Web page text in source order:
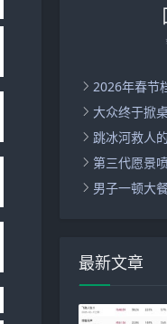
2026年春节档预售票
大众终于掀桌子
跳冰河救人的
第三代愿景喷气
男子一顿大餐后
最新文章